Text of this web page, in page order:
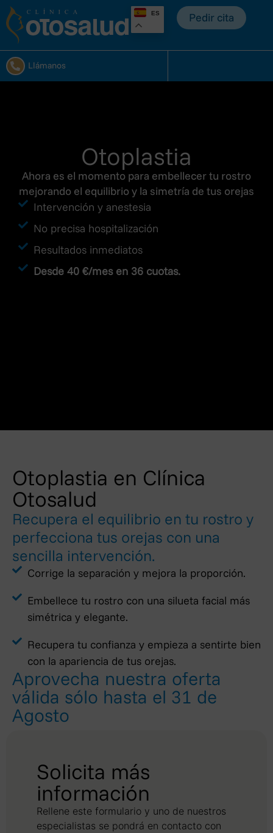
Pedir cita
ES
Llámanos
Otoplastia
Ahora es el momento para embellecer tu rostro
mejorando el equilibrio y la simetría de tus orejas
Intervención y anestesia
No precisa hospitalización
Resultados inmediatos
Desde 40 €/mes en 36 cuotas.
Otoplastia en Clínica
Otosalud
Recupera el equilibrio en tu rostro y
perfecciona tus orejas con una
sencilla intervención.
Corrige la separación y mejora la proporción.
Embellece tu rostro con una silueta facial más
simétrica y elegante.
Recupera tu confianza y empieza a sentirte bien
con la apariencia de tus orejas.
Aprovecha nuestra oferta
válida sólo hasta el 31 de
Agosto
Solicita más
información
Rellene este formulario y uno de nuestros
especialistas se pondrá en contacto con